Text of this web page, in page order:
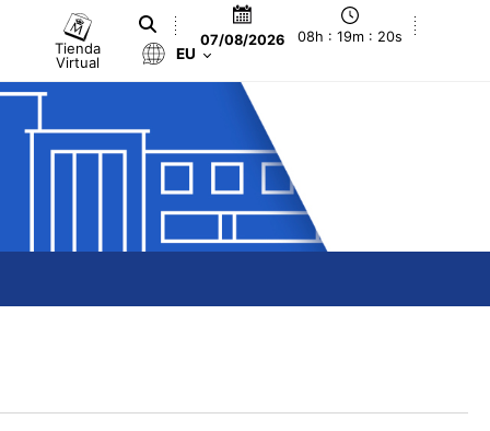
Tienda
Virtual
07/08/2026 08h : 19m : 21s
EU